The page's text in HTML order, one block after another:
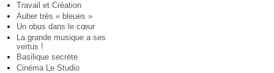
Travail et Création
Auber très « bleues »
Un obus dans le cœur
La grande musique a ses
vertus !
Basilique secrète
Cinéma Le Studio